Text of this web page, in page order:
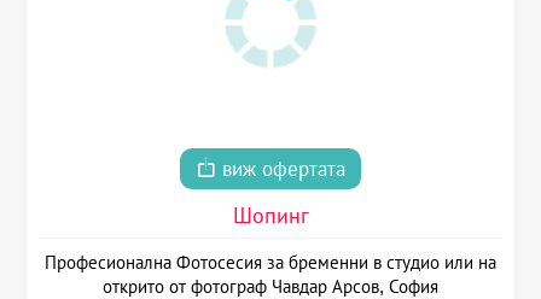
виж офертата
Шопинг
Професионална Фотосесия за бременни в студио или на
открито от фотограф Чавдар Арсов, София